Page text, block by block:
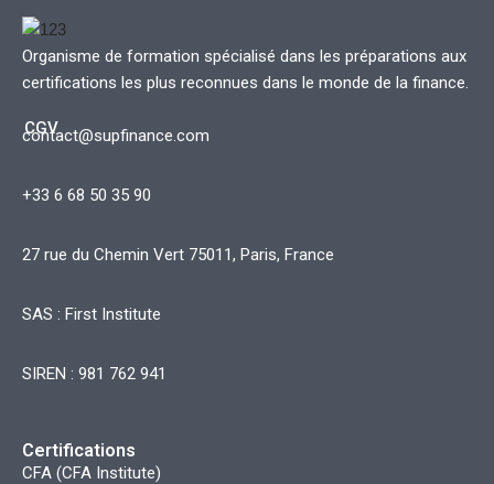
Organisme de formation spécialisé dans les préparations aux
certifications les plus reconnues dans le monde de la finance.
CGV
contact@supfinance.com
+33 6 68 50 35 90
27 rue du Chemin Vert 75011, Paris, France
SAS : First Institute
SIREN : 981 762 941
Certifications
CFA (CFA Institute)